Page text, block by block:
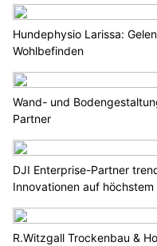
Hundephysio Larissa:
Wohlbefinden
Wand- und
Partner
DJI Enterprise-Partner
Innovationen auf höchstem
R.Witzgall Trockenbau &